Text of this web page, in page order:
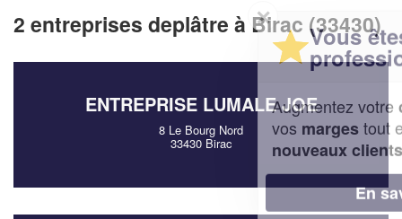
2 entreprises deplâtre à Birac (33430)
ENTREPRISE LUMALE JOE
8 Le Bourg Nord
33430 Birac
✕
Vous êtes un
professionnel ?
Augmentez votrechiffre d'affaireset
margestout en gagnant de
nouveaux clients
En savoir plus